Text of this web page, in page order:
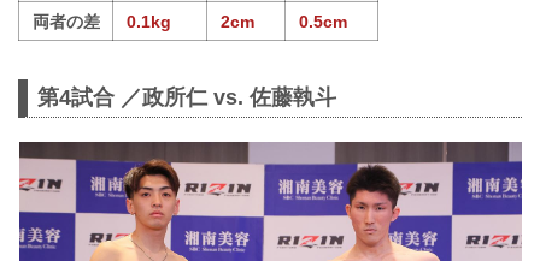
両者の差
0.1kg 2cm 0.5cm
第4試合 ／政所仁 vs. 佐藤執斗